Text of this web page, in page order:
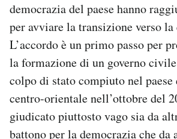
Area Personale
Newsletter
Notifiche mobile
Regala il Post
Hai bisogno di aiuto?
Esci
democrazia del paese hanno
per avviare la transizione verso la
L’accordo è un primo passo per
la formazione di un governo
colpo di stato compiuto nel
centro-orientale nell’ottobre del
giudicato piuttosto vago sia da
battono per la democrazia che